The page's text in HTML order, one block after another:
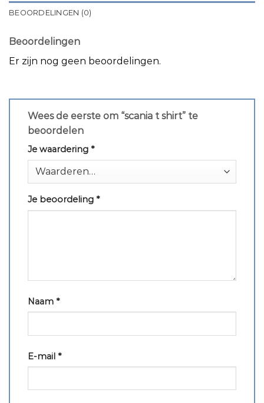
BEOORDELINGEN (0)
Beoordelingen
Er zijn nog geen beoordelingen.
Wees de eerste om “scania t shirt” te
beoordelen
Je waardering *
Je beoordeling *
Naam *
E-mail *